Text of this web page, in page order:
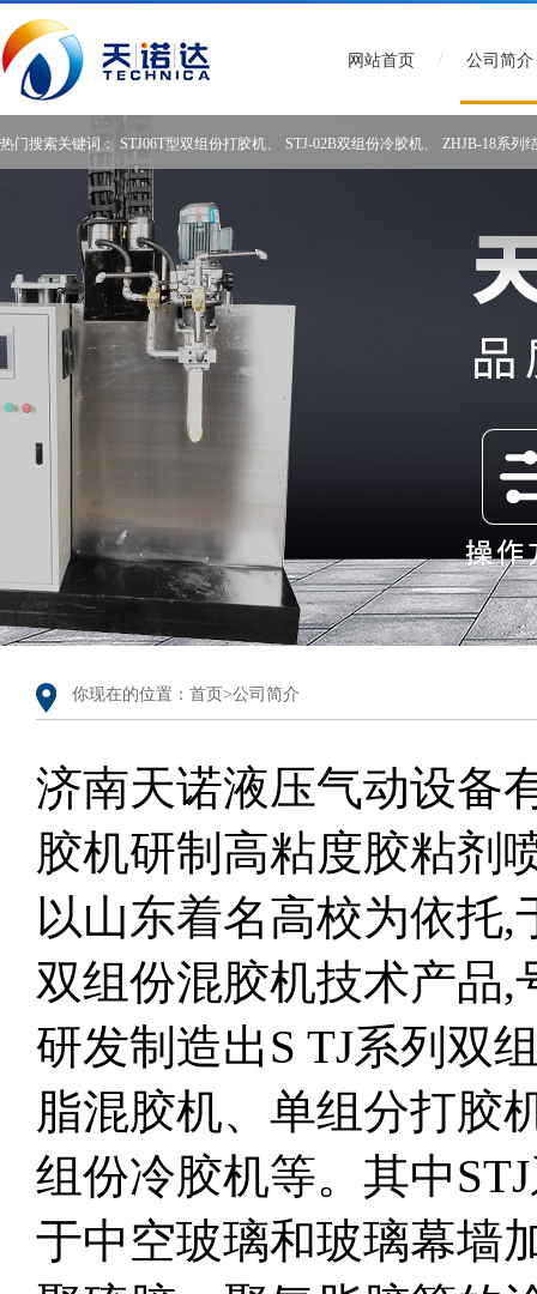
网站首页 / 公司简介
热门搜索关键词： STJ06T型双组份打胶机、 STJ-02B双组份冷胶机、 ZHJB-18系列
你现在的位置：首页>公司简介
济南天诺液压气动设备
胶机研制高粘度胶粘剂
以山东着名高校为依托,
双组份混胶机技术产品,
研发制造出S TJ系列双
脂混胶机、单组分打胶
组份冷胶机等。其中
于中空玻璃和玻璃幕墙